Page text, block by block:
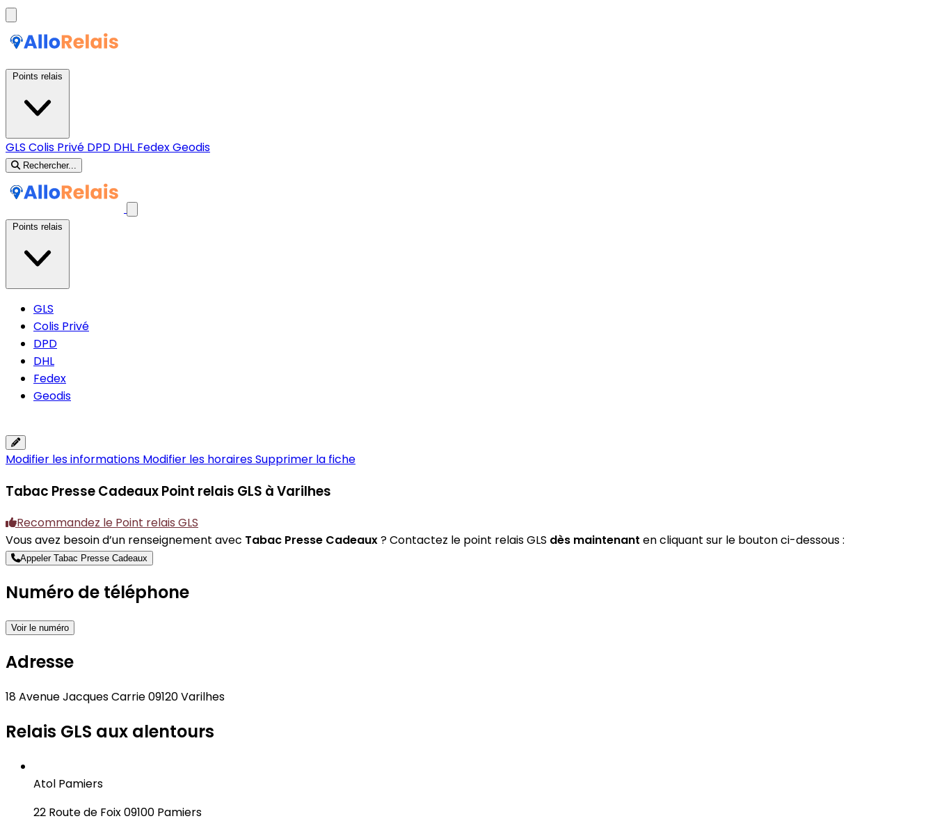
GLS Colis Privé DPD DHL FedexGeodis
Rechercher...
GLS
Colis Privé
DPD
DHL
Fedex
Geodis
Modifier les informations Modifier les horairesSupprimer la fiche
Tabac Presse CadeauxPoint relais GLS à Varilhes
Recommandez le Point relais GLS
Vous avez besoin d’un renseignement avec Tabac Presse Cadeaux? Contactez le point relais GLS dès maintenant en cliquant sur le bouton ci-dessous :
Appeler Tabac Presse Cadeaux
Numéro de téléphone
Voir le numéro
Adresse
18 Avenue Jacques Carrie 09120 Varilhes
Relais GLS aux alentours
Atol Pamiers
22 Route de Foix 09100 Pamiers